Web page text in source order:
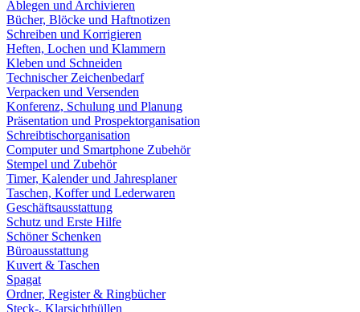
Ablegen und Archivieren
Bücher, Blöcke und Haftnotizen
Schreiben und Korrigieren
Heften, Lochen und Klammern
Kleben und Schneiden
Technischer Zeichenbedarf
Verpacken und Versenden
Konferenz, Schulung und Planung
Präsentation und Prospektorganisation
Schreibtischorganisation
Computer und Smartphone Zubehör
Stempel und Zubehör
Timer, Kalender und Jahresplaner
Taschen, Koffer und Lederwaren
Geschäftsausstattung
Schutz und Erste Hilfe
Schöner Schenken
Büroausstattung
Kuvert & Taschen
Spagat
Ordner, Register & Ringbücher
Steck-, Klarsichthüllen